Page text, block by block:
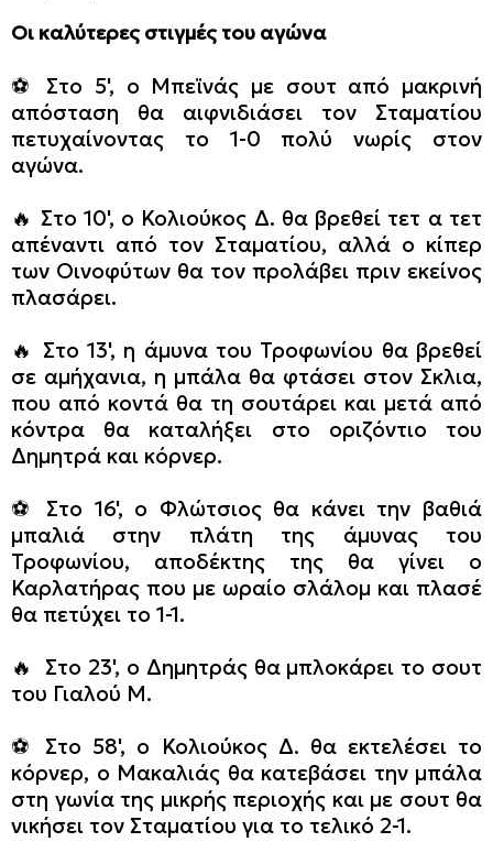
Οι καλύτερες στιγμές του αγώνα
⚽ Στο 5', ο Μπεϊνάς με σουτ από μακρινή
απόσταση θα αιφνιδιάσει τον Σταματίου
πετυχαίνοντας το 1-0 πολύ νωρίς στον
αγώνα.
🔥 Στο 10', ο Κολιούκος Δ. θα βρεθεί τετ α τετ
απέναντι από τον Σταματίου, αλλά ο κίπερ
των Οινοφύτων θα τον προλάβει πριν εκείνος
πλασάρει.
🔥 Στο 13', η άμυνα του Τροφωνίου θα βρεθεί
σε αμήχανια, η μπάλα θα φτάσει στον Σκλια,
που από κοντά θα τη σουτάρει και μετά από
κόντρα θα καταλήξει στο οριζόντιο του
Δημητρά και κόρνερ.
⚽ Στο 16', ο Φλώτσιος θα κάνει την βαθιά
μπαλιά στην πλάτη της άμυνας του
Τροφωνίου, αποδέκτης της θα γίνει ο
Καρλατήρας που με ωραίο σλάλομ και πλασέ
θα πετύχει το 1-1.
🔥 Στο 23', ο Δημητράς θα μπλοκάρει το σουτ
του Γιαλού Μ.
⚽ Στο 58', ο Κολιούκος Δ. θα εκτελέσει το
κόρνερ, ο Μακαλιάς θα κατεβάσει την μπάλα
στη γωνία της μικρής περιοχής και με σουτ θα
νικήσει τον Σταματίου για το τελικό 2-1.